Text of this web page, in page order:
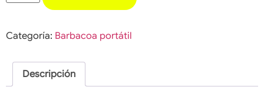
Categoría: Barbacoa portátil
Descripción